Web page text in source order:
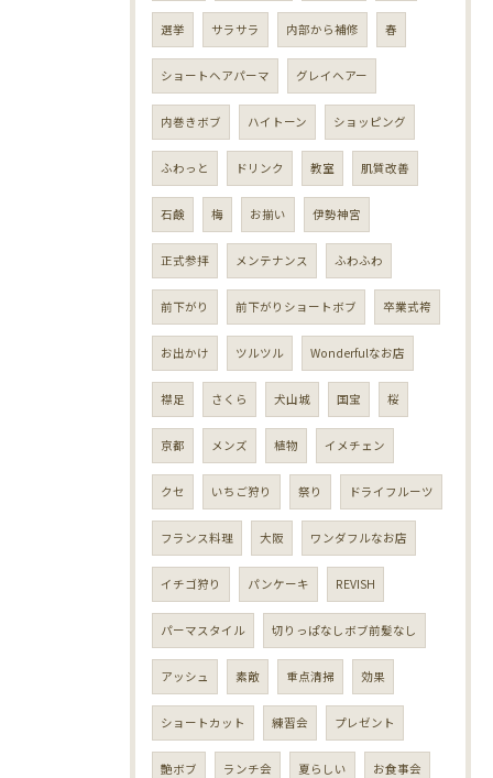
選挙 サラサラ 内部から補修 春
ショートヘアパーマ グレイヘアー
内巻きボブ ハイトーン ショッピング
ふわっと ドリンク 教室 肌質改善
石鹸 梅 お揃い 伊勢神宮
正式参拝 メンテナンス ふわふわ
前下がり 前下がりショートボブ 卒業式袴
お出かけ ツルツル Wonderfulなお店
襟足 さくら 犬山城 国宝 桜
京都 メンズ 植物 イメチェン
クセ いちご狩り 祭り ドライフルーツ
フランス料理 大阪 ワンダフルなお店
イチゴ狩り パンケーキ REVISH
パーマスタイル 切りっぱなしボブ前髪なし
アッシュ 素敵 重点清掃 効果
ショートカット 練習会 プレゼント
艶ボブ ランチ会 夏らしい お食事会